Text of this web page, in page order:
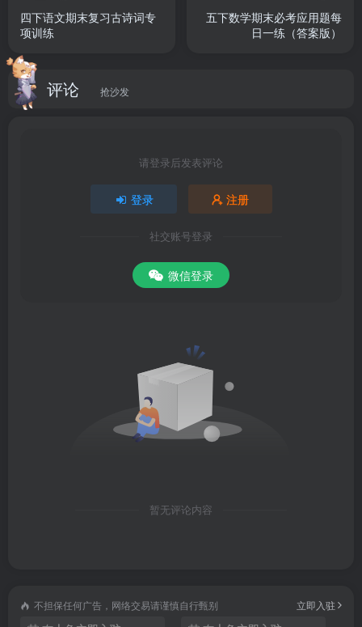
四下语文期末复习古诗词专
项训练
五下数学期末必考应用题每
日一练（答案版）
评论 抢沙发
请登录后发表评论
登录 注册
社交账号登录
微信登录
暂无评论内容
不担保任何广告，网络交易请谨慎自行甄别 立即入驻